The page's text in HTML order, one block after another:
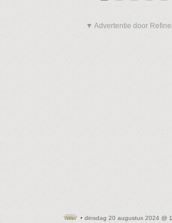
▼ Advertentie door
• dinsdag 20 augustus 2024 @